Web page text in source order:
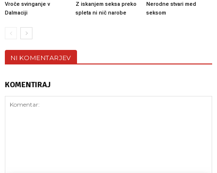
Vroče svinganje v
Dalmaciji
Z iskanjem seksa preko
spleta ni nič narobe
Nerodne stvari med
seksom
NI KOMENTARJEV
KOMENTIRAJ